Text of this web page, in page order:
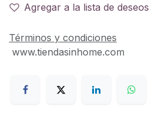
Agregar a la lista de deseos
Términos y condiciones
www.tiendasinhome.com